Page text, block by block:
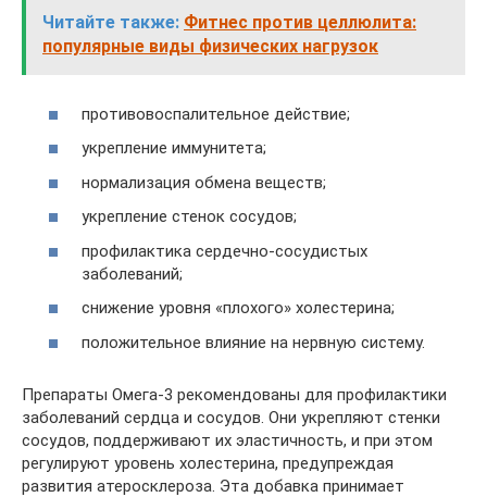
Читайте также: Фитнес против целлюлита:
популярные виды физических нагрузок
противовоспалительное действие;
укрепление иммунитета;
нормализация обмена веществ;
укрепление стенок сосудов;
профилактика сердечно-сосудистых
заболеваний;
снижение уровня «плохого» холестерина;
положительное влияние на нервную систему.
Препараты Омега-3 рекомендованы для профилактики
заболеваний сердца и сосудов. Они укрепляют стенки
сосудов, поддерживают их эластичность, и при этом
регулируют уровень холестерина, предупреждая
развития атеросклероза. Эта добавка принимает